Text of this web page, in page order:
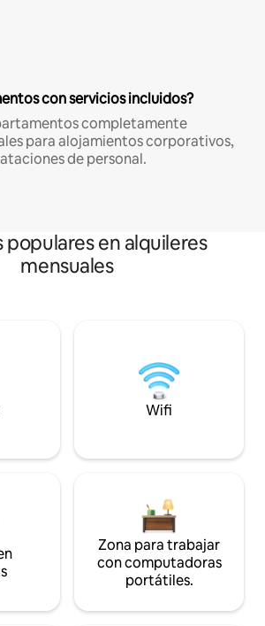
con servicios incluidos?
completamente
para alojamientos corporativos,
de personal.
populares en alquileres
mensuales
Wifi
Zona para trabajar
con computadoras
portátiles.